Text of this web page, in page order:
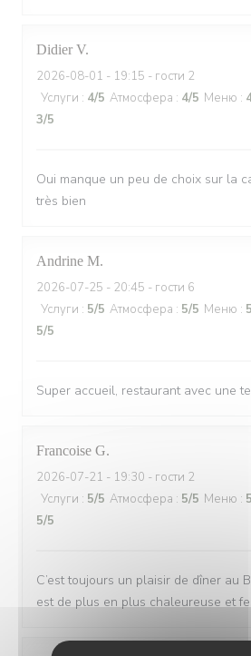
Didier V
2026-08-01 - 19:15 - гости 2
Услуги : 4/5 Атмосфера : 4/5 Меню :
3/5
Oui manque un peu de choix sur la
très bien
Andrine M
2026-07-25 - 20:45 - гости 6
Услуги : 5/5 Атмосфера : 5/5 Меню : 5
5/5
Super accueil, restaurant avec une
Francoise G
2026-07-21 - 19:30 - гости 2
Услуги : 5/5 Атмосфера : 5/5 Меню : 5
5/5
C’est toujours un plaisir de dîner au
est de plus en plus chaleureuse et